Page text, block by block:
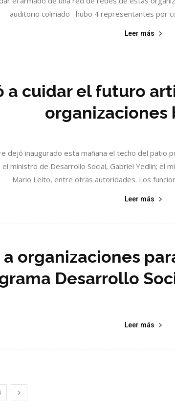
auditorio colmado –hubo 4 representantes por
Leer más
a cuidar el futuro
organizaciones
dejó inaugurado esta mañana el techo del patio
ministro de Desarrollo Social, Gabriel Yedlin; el
Mario Leito, entre otras autoridades. Los
Leer más
a organizaciones
Desarrollo
Leer más